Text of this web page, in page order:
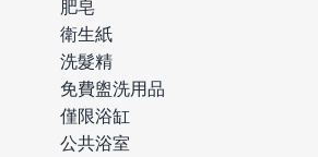
肥皂
衛生紙
洗髮精
免費盥洗用品
僅限浴缸
公共浴室